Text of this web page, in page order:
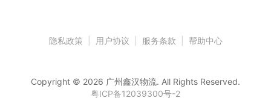
隐私政策 用户协议 服务条款 帮助中心
Copyright © 2026 广州鑫汉物流. All Rights Reserved.
粤ICP备12039300号-2